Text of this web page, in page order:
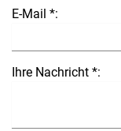
E-Mail *:
Ihre Nachricht *: